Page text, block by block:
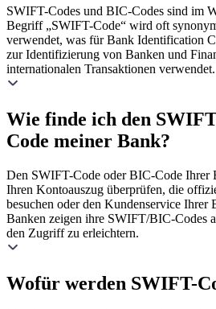
SWIFT-Codes und BIC-Codes sind im
Begriff „SWIFT-Code“ wird oft
verwendet, was für Bank Identification
zur Identifizierung von Banken und
internationalen Transaktionen verwendet.
Wie finde ich den
Code meiner Bank?
Den SWIFT-Code oder BIC-Code Ihrer
Ihren Kontoauszug überprüfen, die
besuchen oder den Kundenservice Ihrer
Banken zeigen ihre SWIFT/BIC-Codes
den Zugriff zu erleichtern.
Wofür werden SWIFT-